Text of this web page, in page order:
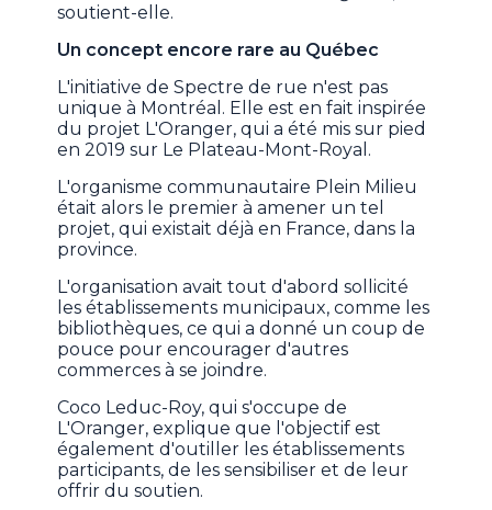
soutient-elle.
Un concept encore rare au Québec
L'initiative de Spectre de rue n'est pas
unique à Montréal. Elle est en fait inspirée
du projet L'Oranger, qui a été mis sur pied
en 2019 sur Le Plateau-Mont-Royal.
L'organisme communautaire Plein Milieu
était alors le premier à amener un tel
projet, qui existait déjà en France, dans la
province.
L'organisation avait tout d'abord sollicité
les établissements municipaux, comme les
bibliothèques, ce qui a donné un coup de
pouce pour encourager d'autres
commerces à se joindre.
Coco Leduc-Roy, qui s'occupe de
L'Oranger, explique que l'objectif est
également d'outiller les établissements
participants, de les sensibiliser et de leur
offrir du soutien.